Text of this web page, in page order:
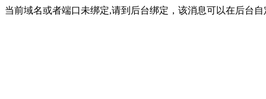
当前域名或者端口未绑定,请到后台绑定，该消息可以在后台自